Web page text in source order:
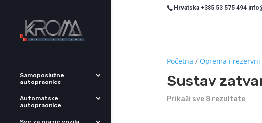
Hrvatska +385 53 575 494
Samoposlužne
autopraonice
Automatske
autopraonice
Sve za pranje vozila
Početna / Oprema i
Sustav
Prikaži sve 8 rezultate